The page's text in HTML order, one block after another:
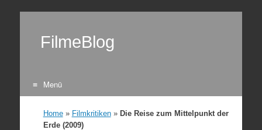
FilmeBlog
Menü
Home» Filmkritiken» Die Reise zum Mittelpunkt der
Erde (2009)